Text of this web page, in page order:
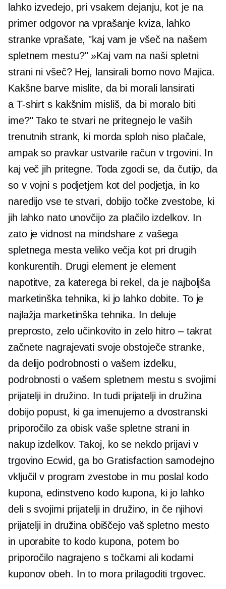
lahko izvedejo, pri vsakem dejanju, kot je na
primer odgovor na vprašanje kviza, lahko
stranke vprašate, "kaj vam je všeč na našem
spletnem mestu?" »Kaj vam na naši spletni
strani ni všeč? Hej, lansirali bomo novo Majica.
Kakšne barve mislite, da bi morali lansirati
a T-shirt s kakšnim misliš, da bi moralo biti
ime?" Tako te stvari ne pritegnejo le vaših
trenutnih strank, ki morda sploh niso plačale,
ampak so pravkar ustvarile račun v trgovini. In
kaj več jih pritegne. Toda zgodi se, da čutijo, da
so v vojni s podjetjem kot del podjetja, in ko
naredijo vse te stvari, dobijo točke zvestobe, ki
jih lahko nato unovčijo za plačilo izdelkov. In
zato je vidnost na mindshare z vašega
spletnega mesta veliko večja kot pri drugih
konkurentih. Drugi element je element
napotitve, za katerega bi rekel, da je najboljša
marketinška tehnika, ki jo lahko dobite. To je
najlažja marketinška tehnika. In deluje
preprosto, zelo učinkovito in zelo hitro – takrat
začnete nagrajevati svoje obstoječe stranke,
da delijo podrobnosti o vašem izdelku,
podrobnosti o vašem spletnem mestu s svojimi
prijatelji in družino. In tudi prijatelji in družina
dobijo popust, ki ga imenujemo a dvostranski
priporočilo za obisk vaše spletne strani in
nakup izdelkov. Takoj, ko se nekdo prijavi v
trgovino Ecwid, ga bo Gratisfaction samodejno
vključil v program zvestobe in mu poslal kodo
kupona, edinstveno kodo kupona, ki jo lahko
deli s svojimi prijatelji in družino, in če njihovi
prijatelji in družina obiščejo vaš spletno mesto
in uporabite to kodo kupona, potem bo
priporočilo nagrajeno s točkami ali kodami
kuponov obeh. In to mora prilagoditi trgovec.